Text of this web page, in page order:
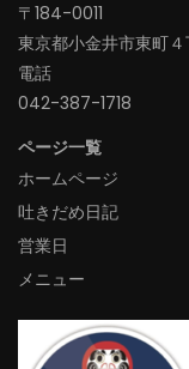
〒184-0011
東京都小金井市東町
電話
042-387-1718‬
ページ一覧
ホームページ
吐きだめ日記
営業日
メニュー